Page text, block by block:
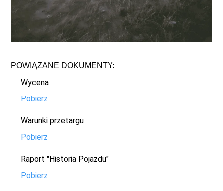
POWIĄZANE DOKUMENTY:
Wycena
Pobierz
Warunki przetargu
Pobierz
Raport "Historia Pojazdu"
Pobierz